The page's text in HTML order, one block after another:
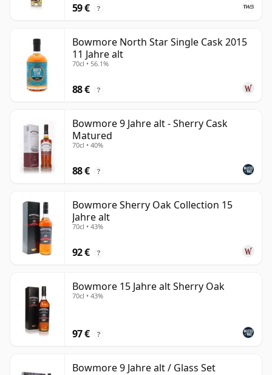
59 € ?
Bowmore North Star Single Cask 2015
11 Jahre alt
70cl • 56.1%
88 € ?
Bowmore 9 Jahre alt - Sherry Cask
Matured
70cl • 40%
88 € ?
Bowmore Sherry Oak Collection 15
Jahre alt
70cl • 43%
92 € ?
Bowmore 15 Jahre alt Sherry Oak
70cl • 43%
97 € ?
Bowmore 9 Jahre alt / Glass Set